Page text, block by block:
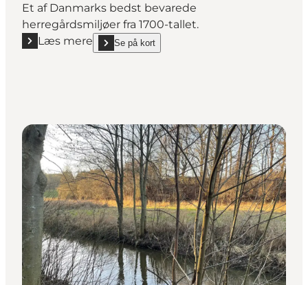
Et af Danmarks bedst bevarede
herregårdsmiljøer fra 1700-tallet.
Læs mere
Læs mere "Krengerup Gods"
Se på kort
show Krengerup Gods on_map